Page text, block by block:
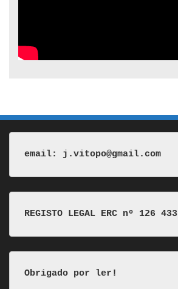
email: j.vitopo@gmail.com
REGISTO LEGAL ERC nº 126 433
Obrigado por ler!